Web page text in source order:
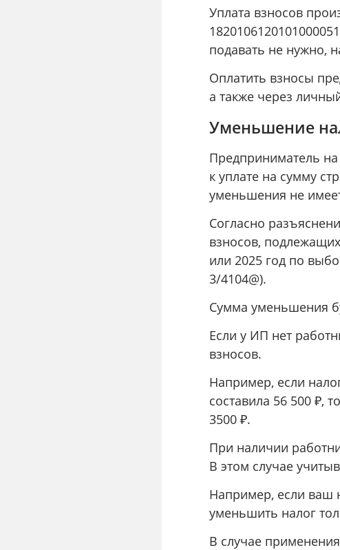
Уплата взносов
подавать не нужно,
Оплатить взносы
а также через
Уменьшение
Предприниматель
к уплате на сумму
уменьшения не
Согласно
взносов,
или 2025 год по
3/4104@).
Сумма уменьшения
Если у ИП нет
взносов.
Например, если
составила 56 500 ₽,
3500 ₽.
При наличии
В этом случае
Например, если ваш
уменьшить налог
В случае